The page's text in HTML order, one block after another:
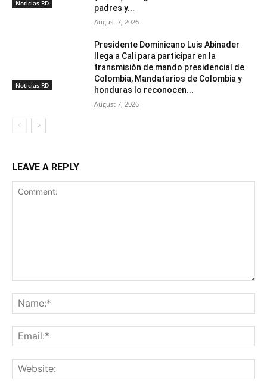
Noticias RD
padres y...
August 7, 2026
Noticias RD
Presidente Dominicano Luis Abinader
llega a Cali para participar en la
transmisión de mando presidencial de
Colombia, Mandatarios de Colombia y
honduras lo reconocen...
August 7, 2026
LEAVE A REPLY